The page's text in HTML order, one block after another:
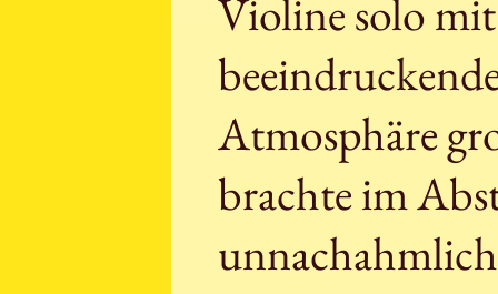
Violine solo
Atmosphäre
brachte im